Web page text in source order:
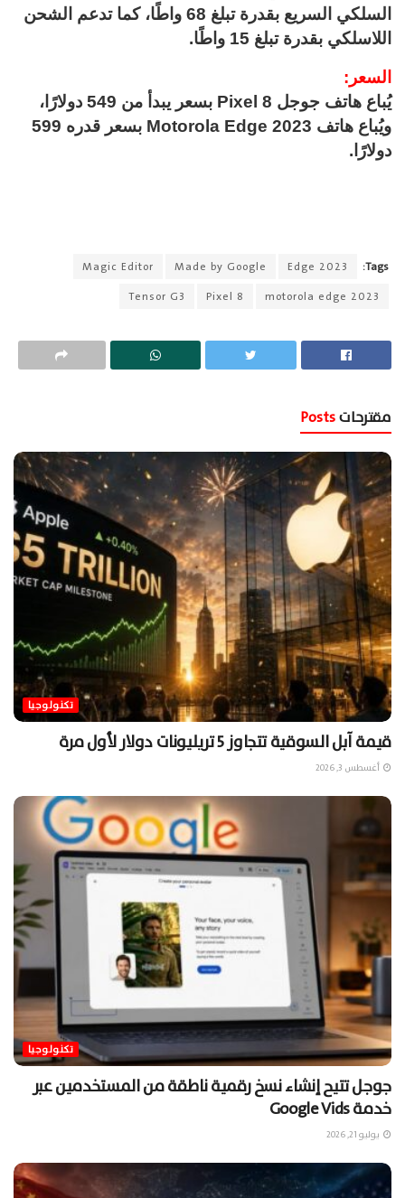
السلكي السريع بقدرة تبلغ 68 واطًا، كما تدعم الشحن
اللاسلكي بقدرة تبلغ 15 واطًا.
السعر:
يُباع هاتف جوجل Pixel 8 بسعر يبدأ من 549 دولارًا،
ويُباع هاتف Motorola Edge 2023 بسعر قدره 599
دولارًا.
Tags:
Edge 2023
Made by Google
Magic Editor
motorola edge 2023
Pixel 8
Tensor G3
مقترحات
تكنولوجيا
قيمة آبل السوقية تتجاوز 5 تريليونات دولار لأول مرة
أغسطس 3, 2026
تكنولوجيا
جوجل تتيح إنشاء نسخ رقمية ناطقة من المستخدمين عبر
خدمة Google Vids
يوليو 21, 2026